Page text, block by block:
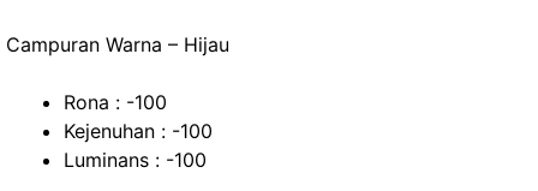
Campuran Warna – Hijau
Rona : -100
Kejenuhan : -100
Luminans : -100